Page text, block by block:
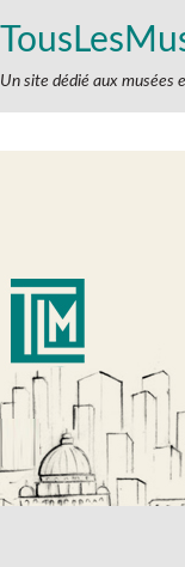
Un site dédié aux musées